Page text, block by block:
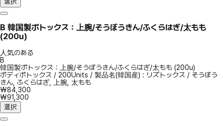
B 韓国製ボトックス：上腕/そうぼうきん/ふくらはぎ/太もも
(200u)
人気のある
B
韓国製ボトックス：上腕/そうぼうきん/ふくらはぎ/太もも (200u)
ボディボトックス / 200Units / 製品名(韓国産) : リズトックス / そうぼう
きん, ふくらはぎ, 上腕, 太もも
₩84,300
₩91,300
選択